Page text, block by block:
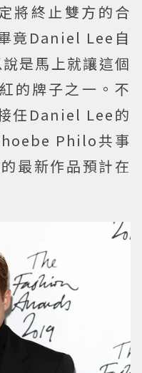
將終止雙方的合
竟Daniel Lee自
是馬上就讓這個
的牌子之一。不
任Daniel Lee的
Philo共事
最新作品預計在